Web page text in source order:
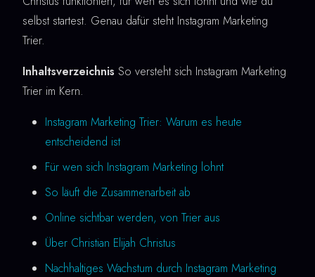
selbst startest. Genau dafür steht Instagram Marketing
Trier.
Inhaltsverzeichnis So versteht sich Instagram Marketing
Trier im Kern.
Instagram Marketing Trier: Warum es heute
entscheidend ist
Für wen sich Instagram Marketing lohnt
So läuft die Zusammenarbeit ab
Online sichtbar werden, von Trier aus
Über Christian Elijah Christus
Nachhaltiges Wachstum durch Instagram Marketing